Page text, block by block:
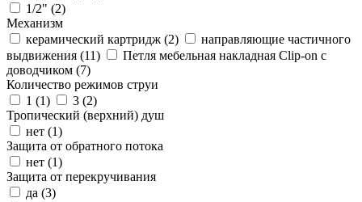
1/2" (2)
Механизм
керамический картридж (2)
направляющие частичного
выдвижения (11)
Петля мебельная накладная Clip-on с
доводчиком (7)
Количество режимов струи
1 (1) 3 (2)
Тропический (верхний) душ
нет (1)
Защита от обратного потока
нет (1)
Защита от перекручивания
да (3)